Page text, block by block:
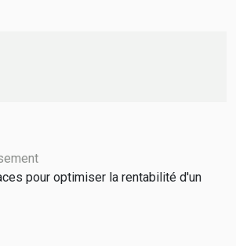
pour optimiser la rentabilité d'un